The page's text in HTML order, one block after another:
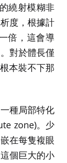
繞射模糊非
度，根據計
倍，這會導
對於體長僅
本裝不下那
種局部特化
zone)。少
在每隻複眼
個巨大的小